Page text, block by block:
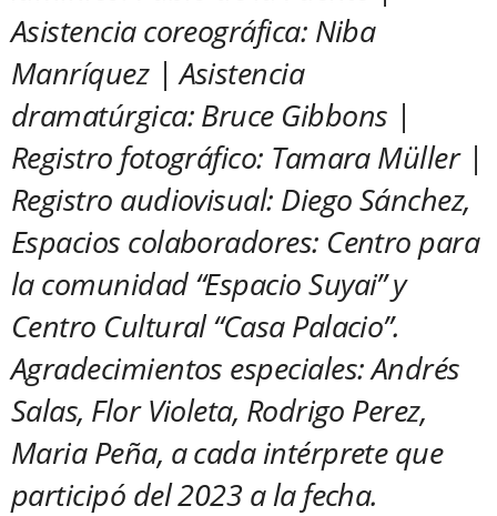
Asistencia coreográfica: Niba
Manríquez | Asistencia
dramatúrgica: Bruce Gibbons |
Registro fotográfico: Tamara Müller |
Registro audiovisual: Diego Sánchez,
Espacios colaboradores: Centro para
la comunidad “Espacio Suyai” y
Centro Cultural “Casa Palacio”.
Agradecimientos especiales: Andrés
Salas, Flor Violeta, Rodrigo Perez,
Maria Peña, a cada intérprete que
participó del 2023 a la fecha.